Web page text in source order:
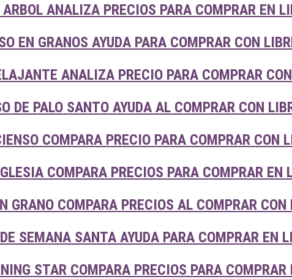
ANALIZA PRECIOS PARA COMPRAR EN
EN GRANOS AYUDA PARA COMPRAR CON
ANALIZA PRECIO PARA COMPRAR
DE PALO SANTO AYUDA AL COMPRAR CON
COMPARA PRECIO PARA COMPRAR CON
COMPARA PRECIOS PARA COMPRAR EN
GRANO COMPARA PRECIOS AL COMPRAR
SEMANA SANTA AYUDA PARA COMPRAR EN
STAR COMPARA PRECIOS PARA